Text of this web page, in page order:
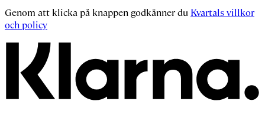
Genom att klicka på knappen godkänner du Kvartals villkor
och policy